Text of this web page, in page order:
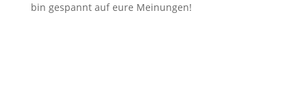
bin gespannt auf eure Meinungen!